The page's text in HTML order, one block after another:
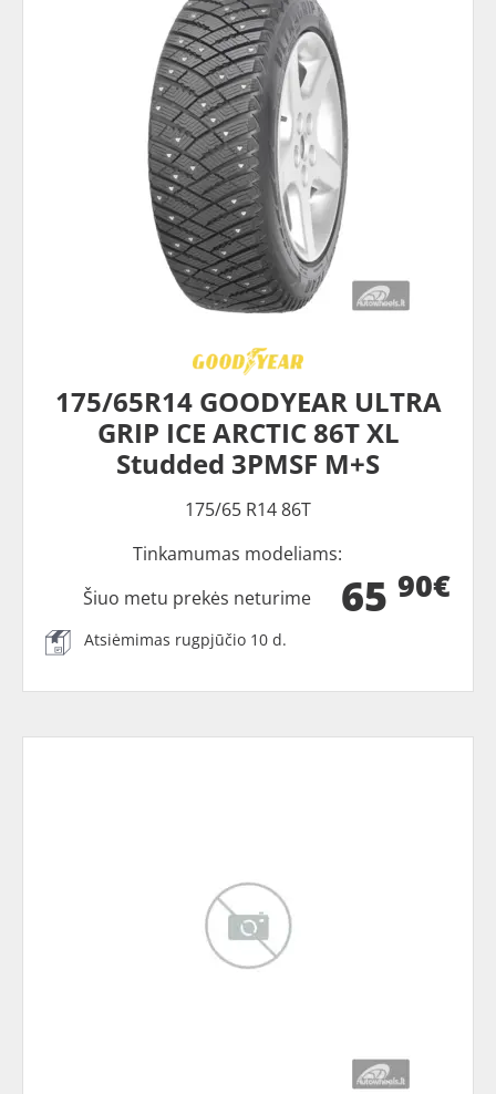
175/65R14 GOODYEAR ULTRA
GRIP ICE ARCTIC 86T XL
Studded 3PMSF M+S
175/65 R14 86T
Tinkamumas modeliams:
65 90€
Šiuo metu prekės neturime
Atsiėmimas rugpjūčio 10 d.